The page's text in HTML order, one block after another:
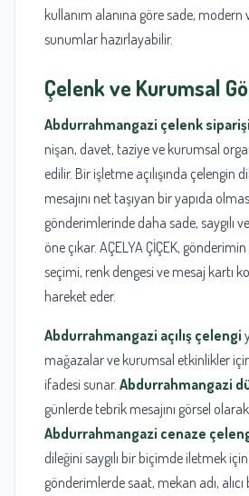
kullanım alanına göre sade,
sunumlar hazırlayabilir.
Çelenk ve Kurumsal
Abdurrahmangazi çelenk siparişi
nişan, davet, taziye ve kurumsal
edilir. Bir işletme açılışında çelengin
mesajını net taşıyan bir yapıda
gönderimlerinde daha sade, saygılı
öne çıkar. AÇELYA ÇİÇEK,
seçimi, renk dengesi ve mesaj kartı
hareket eder.
Abdurrahmangazi açılış çelengi
mağazalar ve kurumsal etkinlikler
ifadesi sunar. Abdurrahmangazi
günlerde tebrik mesajını görsel
Abdurrahmangazi cenaze
dileğini saygılı bir biçimde iletmek
gönderimlerde saat, mekan adı,